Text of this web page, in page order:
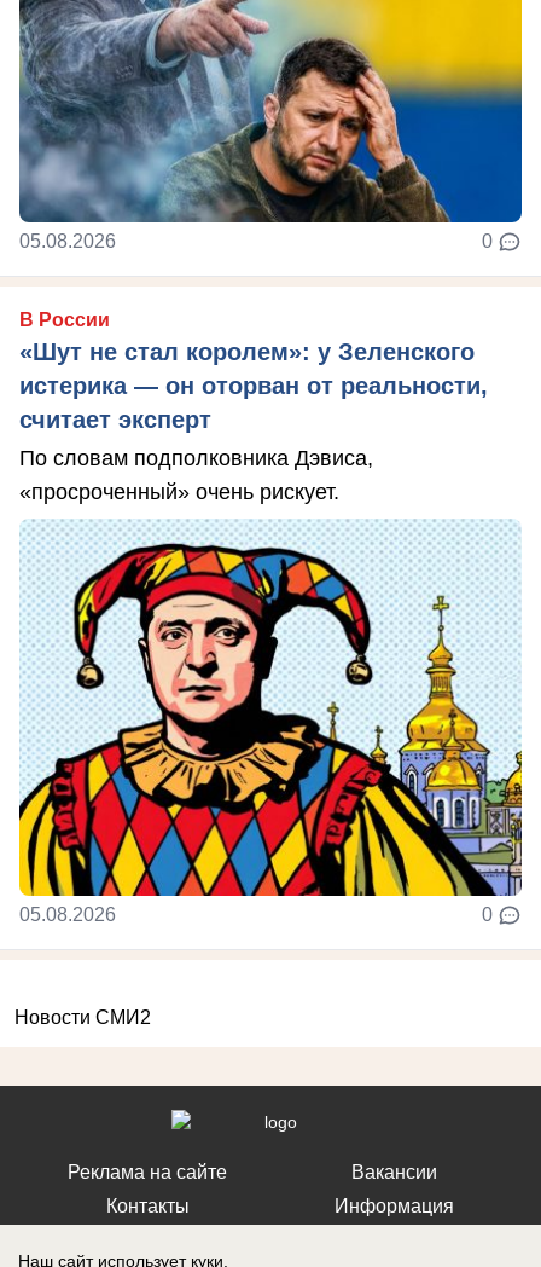
05.08.2026 0
В России
«Шут не стал королем»: у Зеленского
истерика — он оторван от реальности,
считает эксперт
По словам подполковника Дэвиса,
«просроченный» очень рискует.
05.08.2026 0
Новости СМИ2
Реклама на сайте
Контакты
Вакансии
Информация
Наш сайт использует куки.